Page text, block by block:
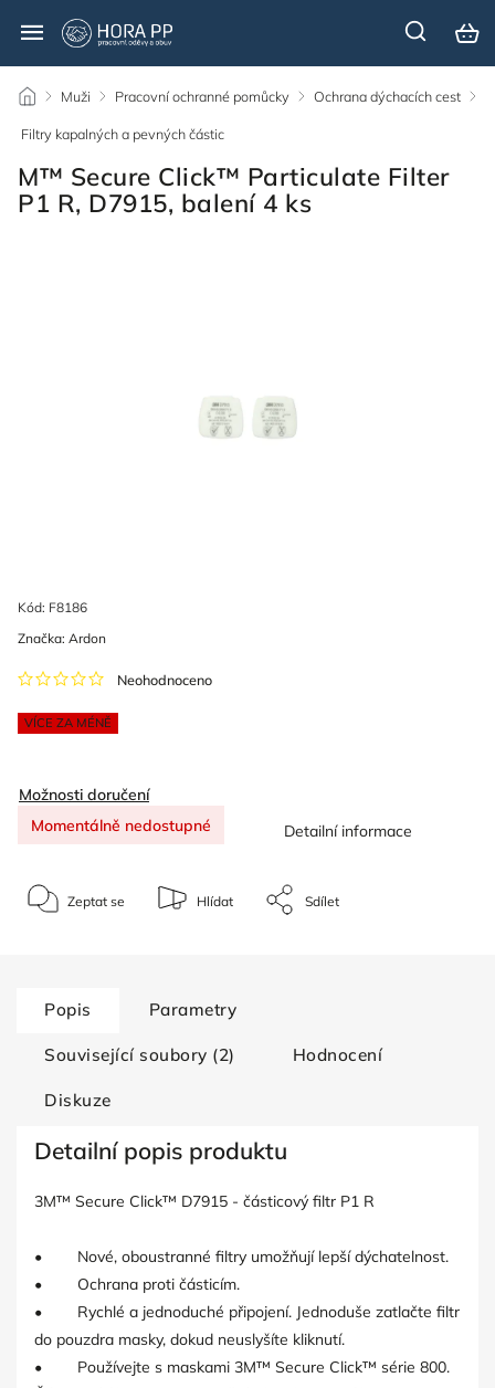
/ Muži / Pracovní ochranné pomůcky / Ochrana dýchacích cest /
Filtry kapalných a pevných částic
M™ Secure Click™ Particulate Filter
P1 R, D7915, balení 4 ks
Kód: F8186
VÍCE ZA MÉNĚ
Neohodnoceno
Značka: Ardon
Možnosti doručení
Momentálně nedostupné
Detailní informace
Zeptat se Hlídat Sdílet
Popis Parametry
Související soubory (2) Hodnocení
Diskuze
Detailní popis produktu
3M™ Secure Click™ D7915 - částicový filtr P1 R
• Nové, oboustranné filtry umožňují lepší dýchatelnost.
• Ochrana proti částicím.
• Rychlé a jednoduché připojení. Jednoduše zatlačte filtr
do pouzdra masky, dokud neuslyšíte kliknutí.
• Používejte s maskami 3M™ Secure Click™ série 800.